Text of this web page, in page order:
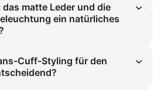
Die matte Leder-Textur im statischen
Beleuchtung erreicht eine 95 %-
Skalierung für modebewusste
im globalen Markt.
matte Leder und die
ein natürliches
erzeugt einen natürlichen Glanz. Die
beseitigt Schatten, sodass Mule-Struktur
Dies gewährleistet eine exakte
Cuff-Styling für den